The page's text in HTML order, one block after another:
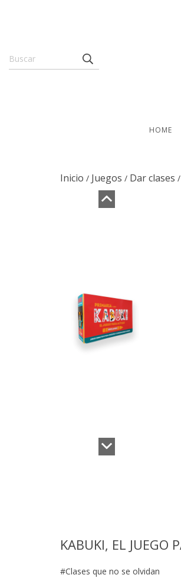
HOME
Inicio / Juegos / Dar clases /
KABUKI, EL JUEGO
#Clases que no se olvidan